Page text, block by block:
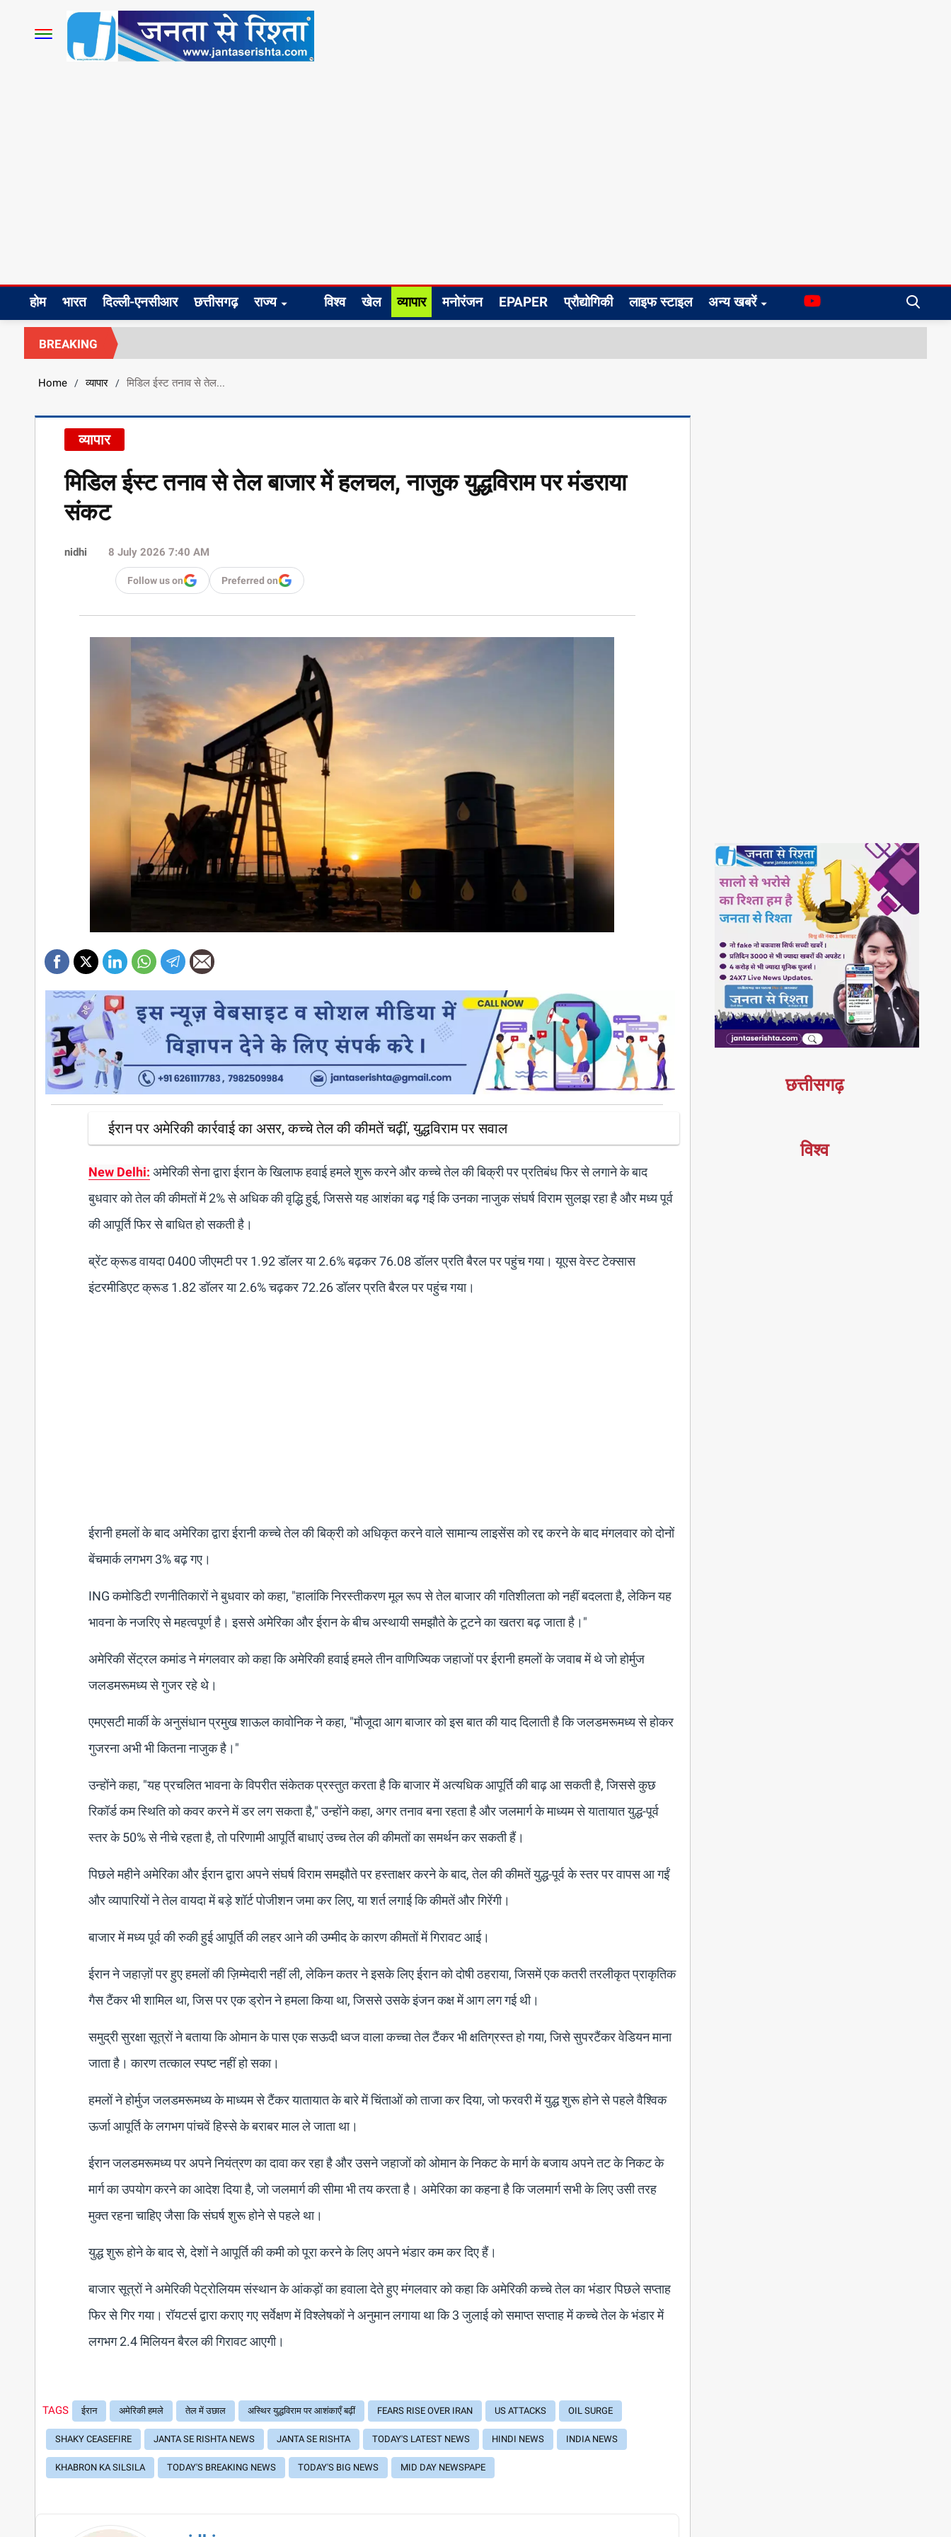
होम भारत दिल्ली-एनसीआर छत्तीसगढ़ राज्य विश्व खेल व्यापार मनोरंजन EPAPER प्रौद्योगिकी लाइफ स्टाइल अन्य खबरें
BREAKING
Home / व्यापार / मिडिल ईस्ट तनाव से तेल...
व्यापार
मिडिल ईस्ट तनाव से तेल बाजार में हलचल, नाजुक युद्धविराम पर मंडराया
संकट
nidhi 8 July 2026 7:40 AM
Follow us on Preferred on
ईरान पर अमेरिकी कार्रवाई का असर, कच्चे तेल की कीमतें चढ़ीं, युद्धविराम पर सवाल
New Delhi: अमेरिकी सेना द्वारा ईरान के खिलाफ हवाई हमले शुरू करने और कच्चे तेल की बिक्री पर प्रतिबंध फिर से लगाने के बाद
बुधवार को तेल की कीमतों में 2% से अधिक की वृद्धि हुई, जिससे यह आशंका बढ़ गई कि उनका नाजुक संघर्ष विराम सुलझ रहा है और मध्य पूर्व
की आपूर्ति फिर से बाधित हो सकती है।
ब्रेंट क्रूड वायदा 0400 जीएमटी पर 1.92 डॉलर या 2.6% बढ़कर 76.08 डॉलर प्रति बैरल पर पहुंच गया। यूएस वेस्ट टेक्सास
इंटरमीडिएट क्रूड 1.82 डॉलर या 2.6% चढ़कर 72.26 डॉलर प्रति बैरल पर पहुंच गया।
ईरानी हमलों के बाद अमेरिका द्वारा ईरानी कच्चे तेल की बिक्री को अधिकृत करने वाले सामान्य लाइसेंस को रद्द करने के बाद मंगलवार को दोनों
बेंचमार्क लगभग 3% बढ़ गए।
⁠ING कमोडिटी रणनीतिकारों ने बुधवार को कहा, "हालांकि निरस्तीकरण मूल रूप से तेल बाजार की गतिशीलता को नहीं बदलता है, लेकिन यह
भावना के नजरिए से महत्वपूर्ण है। इससे अमेरिका और ईरान के बीच अस्थायी समझौते के टूटने का खतरा बढ़ जाता है।"
अमेरिकी सेंट्रल कमांड ने मंगलवार को कहा कि अमेरिकी हवाई हमले तीन वाणिज्यिक जहाजों पर ईरानी हमलों के जवाब में थे जो होर्मुज
जलडमरूमध्य से गुजर रहे थे।
एमएसटी मार्की के अनुसंधान प्रमुख शाऊल कावोनिक ने कहा, "मौजूदा आग बाजार को इस बात की याद दिलाती है कि जलडमरूमध्य से होकर
गुजरना अभी भी कितना नाजुक है।"
उन्होंने कहा, "यह प्रचलित भावना के विपरीत संकेतक प्रस्तुत करता है कि बाजार में अत्यधिक आपूर्ति की बाढ़ आ सकती है, जिससे कुछ
रिकॉर्ड कम स्थिति को कवर करने में डर लग सकता है," उन्होंने कहा, अगर तनाव बना रहता है और जलमार्ग के माध्यम से यातायात युद्ध-पूर्व
स्तर के 50% से नीचे रहता है, तो परिणामी आपूर्ति बाधाएं उच्च तेल की कीमतों का समर्थन कर सकती हैं।
पिछले महीने अमेरिका और ईरान द्वारा अपने संघर्ष विराम समझौते पर हस्ताक्षर करने के बाद, तेल की कीमतें युद्ध-पूर्व के स्तर पर वापस आ गईं
और व्यापारियों ने तेल वायदा में बड़े शॉर्ट पोजीशन जमा कर लिए, या शर्त लगाई कि कीमतें और गिरेंगी।
बाजार में मध्य पूर्व की रुकी हुई आपूर्ति की लहर आने की उम्मीद के कारण कीमतों में गिरावट आई।
ईरान ने जहाज़ों पर हुए हमलों की ज़िम्मेदारी नहीं ली, लेकिन कतर ने इसके लिए ईरान को दोषी ठहराया, जिसमें एक कतरी तरलीकृत प्राकृतिक
गैस टैंकर भी शामिल था, जिस पर एक ड्रोन ने हमला किया था, जिससे उसके इंजन कक्ष में आग लग गई थी।
समुद्री सुरक्षा सूत्रों ने बताया कि ओमान के पास एक सऊदी ध्वज वाला कच्चा तेल टैंकर भी क्षतिग्रस्त हो गया, जिसे सुपरटैंकर वेडियन माना
जाता है। कारण तत्काल स्पष्ट नहीं हो सका।
हमलों ने होर्मुज जलडमरूमध्य के माध्यम से टैंकर यातायात के बारे में चिंताओं को ताजा कर दिया, जो फरवरी में युद्ध शुरू होने से पहले वैश्विक
ऊर्जा आपूर्ति के लगभग पांचवें हिस्से के बराबर माल ले जाता था।
ईरान जलडमरूमध्य पर अपने नियंत्रण का दावा कर रहा है और उसने जहाजों को ओमान के निकट के मार्ग के बजाय अपने तट के निकट के
मार्ग का उपयोग करने का आदेश दिया है, जो जलमार्ग की सीमा भी तय करता है। अमेरिका का कहना है कि जलमार्ग सभी के लिए उसी तरह
मुक्त रहना चाहिए जैसा कि संघर्ष शुरू होने से पहले था।
युद्ध शुरू होने के बाद से, देशों ने आपूर्ति की कमी को पूरा करने के लिए अपने भंडार कम कर दिए हैं।
बाजार सूत्रों ने अमेरिकी पेट्रोलियम संस्थान के आंकड़ों का हवाला देते हुए मंगलवार को कहा कि अमेरिकी कच्चे तेल का भंडार पिछले सप्ताह
फिर से गिर गया। रॉयटर्स द्वारा कराए गए सर्वेक्षण में विश्लेषकों ने अनुमान लगाया था कि 3 जुलाई को समाप्त सप्ताह में कच्चे तेल के भंडार में
लगभग 2.4 मिलियन बैरल की गिरावट आएगी।
TAGS ईरान अमेरिकी हमले तेल में उछाल अस्थिर युद्धविराम पर आशंकाएँ बढ़ीं FEARS RISE OVER IRAN US ATTACKS OIL SURGE
SHAKY CEASEFIRE JANTA SE RISHTA NEWS JANTA SE RISHTA TODAY'S LATEST NEWS HINDI NEWS INDIA NEWS
KHABRON KA SILSILA TODAY'S BREAKING NEWS TODAY'S BIG NEWS MID DAY NEWSPAPE
छत्तीसगढ़
विश्व